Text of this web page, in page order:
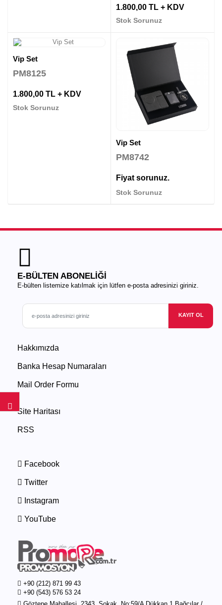
1.800,00 TL + KDV
Stok Sorunuz
Vip Set
PM8125
1.800,00 TL + KDV
Stok Sorunuz
Vip Set
PM8742
Fiyat sorunuz.
Stok Sorunuz
E-BÜLTEN ABONELİĞİ
E-bülten listemize katılmak için lütfen e-posta adresinizi giriniz.
KAYIT OL
Hakkımızda
Banka Hesap Numaraları
Mail Order Formu
Site Haritası
RSS
Facebook
Twitter
Instagram
YouTube
+90 (212) 871 99 43
+90 (543) 576 53 24